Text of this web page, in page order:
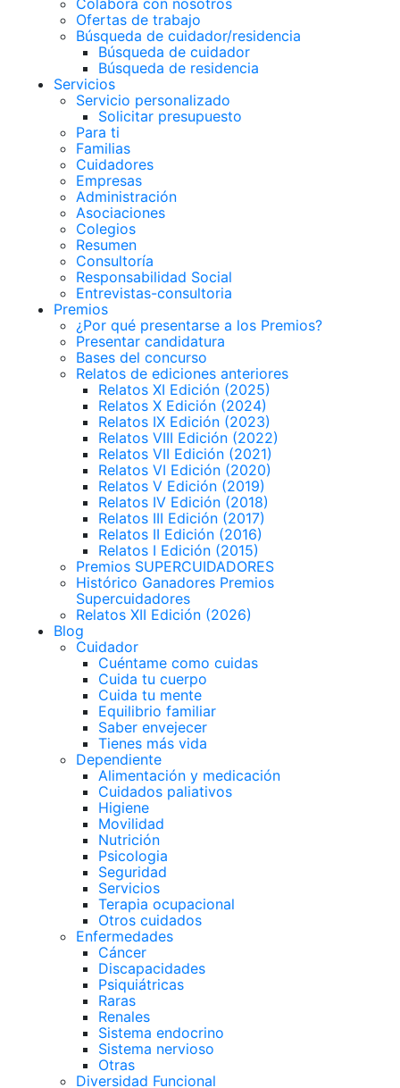
Ofertas de trabajo
Búsqueda de cuidador/residencia
Búsqueda de cuidador
Búsqueda de residencia
Servicios
Servicio personalizado
Solicitar presupuesto
Para ti
Familias
Cuidadores
Empresas
Administración
Asociaciones
Colegios
Resumen
Consultoría
Responsabilidad Social
Entrevistas-consultoria
Premios
¿Por qué presentarse a los Premios?
Presentar candidatura
Bases del concurso
Relatos de ediciones anteriores
Relatos XI Edición (2025)
Relatos X Edición (2024)
Relatos IX Edición (2023)
Relatos VIII Edición (2022)
Relatos VII Edición (2021)
Relatos VI Edición (2020)
Relatos V Edición (2019)
Relatos IV Edición (2018)
Relatos III Edición (2017)
Relatos II Edición (2016)
Relatos I Edición (2015)
Premios SUPERCUIDADORES
Histórico Ganadores Premios
Supercuidadores
Relatos XII Edición (2026)
Blog
Cuidador
Cuéntame como cuidas
Cuida tu cuerpo
Cuida tu mente
Equilibrio familiar
Saber envejecer
Tienes más vida
Dependiente
Alimentación y medicación
Cuidados paliativos
Higiene
Movilidad
Nutrición
Psicologia
Seguridad
Servicios
Terapia ocupacional
Otros cuidados
Enfermedades
Cáncer
Discapacidades
Psiquiátricas
Raras
Renales
Sistema endocrino
Sistema nervioso
Otras
Diversidad Funcional